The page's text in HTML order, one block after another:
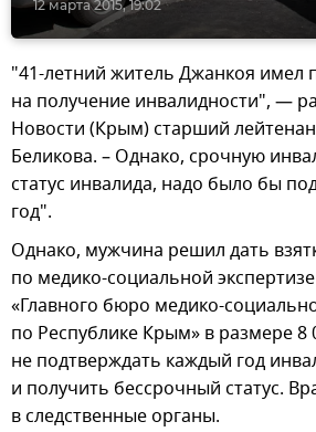
12 марта 2015, 19:02
"41-летний житель Джанкоя имел
на получение инвалидности", —
Новости (Крым) старший
Беликова. – Однако, срочную
статус инвалида, надо было бы
год".
Однако, мужчина решил дать
по медико-социальной
«Главного бюро медико-
по Республике Крым» в размере 8
не подтверждать каждый год
и получить бессрочный статус.
в следственные органы.